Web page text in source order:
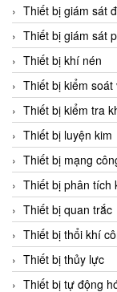
Chromalox
ChuanYi
CIC
Clage
Clake Fololo
Clark Cooper
CMC Ventilazione
Coax Valves Inc
Codel
Cofimco
Coltraco
Comat Releco
Thiết bị giám sát
Thiết bị giám sát
Thiết bị khí nén
Thiết bị kiểm soát
Thiết bị kiểm tra
Thiết bị luyện kim
Thiết bị mạng
Thiết bị phân tích
Thiết bị quan trắc
Thiết bị thổi khí
Thiết bị thủy lực
Thiết bị tự động